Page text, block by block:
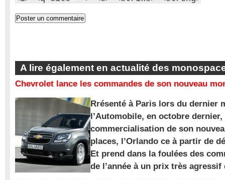
A lire également en actualité des
Chevrolet lance les commandes de son nouveau
Rrésenté à Paris lors du dernier
l’Automobile, en octobre
commercialisation de son
places, l’Orlando ce à partir de
Et prend dans la foulées des
de l’année à un prix très agressif